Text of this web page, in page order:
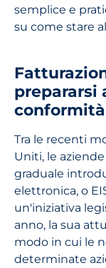
semplice e
su come stare
prepararsi
conformità
Tra le recenti
Uniti, le
graduale
elettronica, o
un'iniziativa
anno, la sua
modo in cui le
determinate